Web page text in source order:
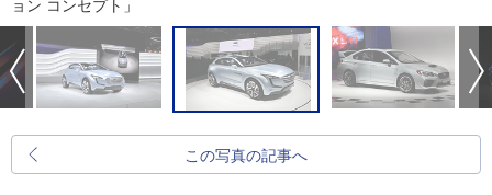
ョン コンセプト」
この写真の記事へ